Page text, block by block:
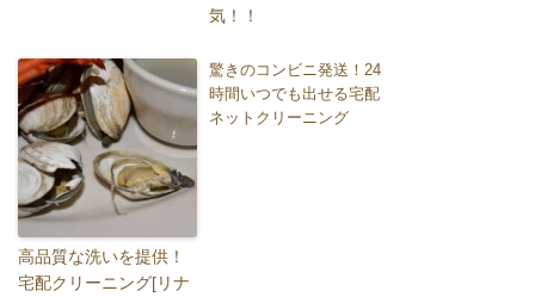
気！！
高品質な洗いを提供！
宅配クリーニング[リナ
驚きのコンビニ発送！24
時間いつでも出せる宅配
ネットクリーニング